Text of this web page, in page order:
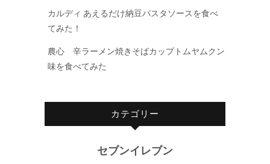
カルディ あえるだけ納豆パスタソースを食べ
てみた！
農心 辛ラーメン焼きそばカップトムヤムクン
味を食べてみた
カテゴリー
セブンイレブン